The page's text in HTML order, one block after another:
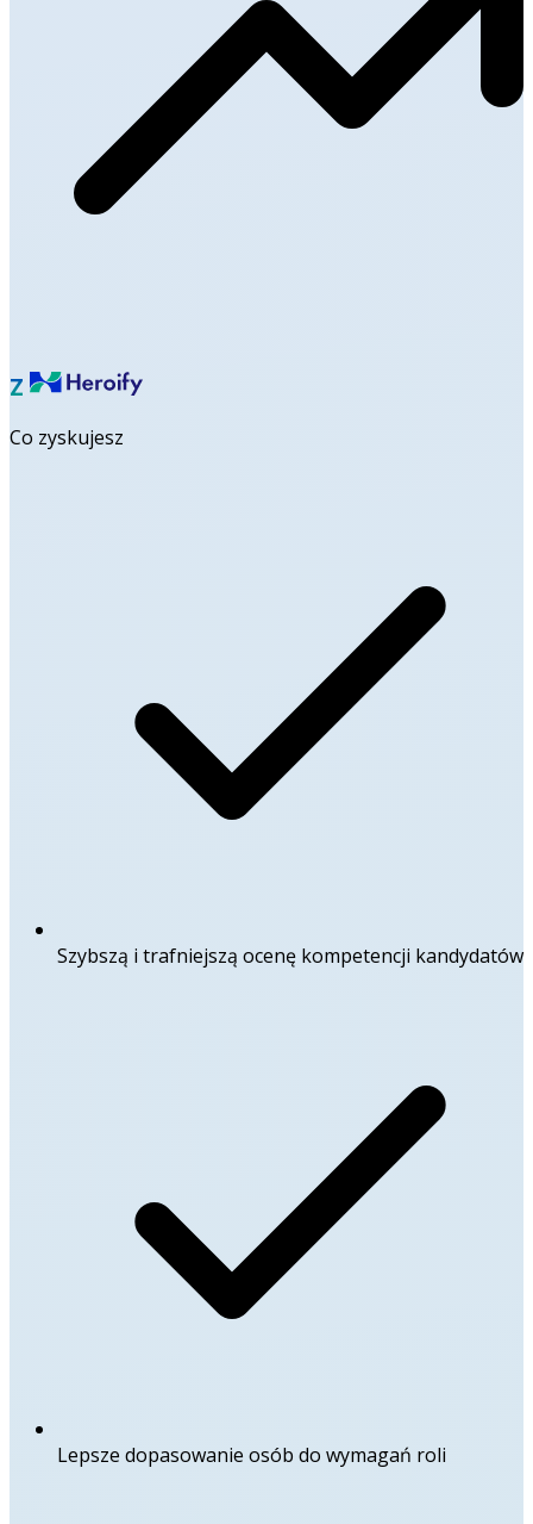
Z
Co zyskujesz
Szybszą i trafniejszą ocenę kompetencji kandydatów
Lepsze dopasowanie osób do wymagań roli